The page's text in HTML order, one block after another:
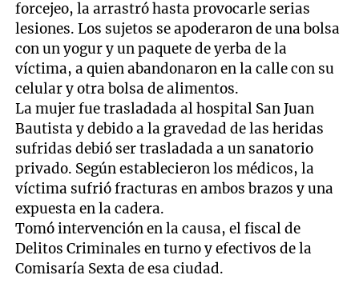
forcejeo, la arrastró hasta provocarle serias
lesiones. Los sujetos se apoderaron de una bolsa
con un yogur y un paquete de yerba de la
víctima, a quien abandonaron en la calle con su
celular y otra bolsa de alimentos.
La mujer fue trasladada al hospital San Juan
Bautista y debido a la gravedad de las heridas
sufridas debió ser trasladada a un sanatorio
privado. Según establecieron los médicos, la
víctima sufrió fracturas en ambos brazos y una
expuesta en la cadera.
Tomó intervención en la causa, el fiscal de
Delitos Criminales en turno y efectivos de la
Comisaría Sexta de esa ciudad.